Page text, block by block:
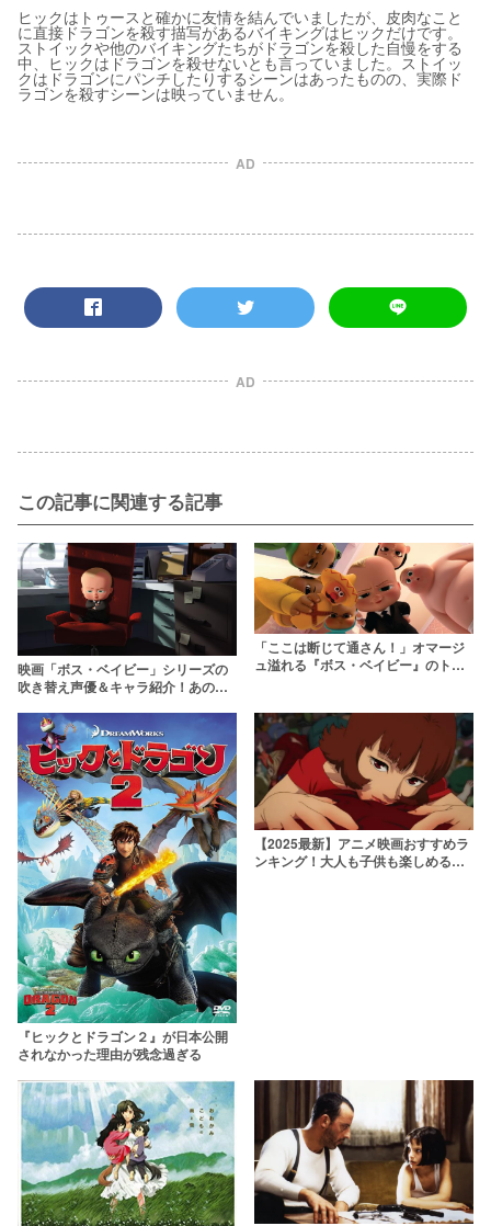
ヒックはトゥースと確かに友情を結んでいましたが、皮肉なこと
に直接ドラゴンを殺す描写があるバイキングはヒックだけです。
ストイックや他のバイキングたちがドラゴンを殺した自慢をする
中、ヒックはドラゴンを殺せないとも言っていました。ストイッ
クはドラゴンにパンチしたりするシーンはあったものの、実際ド
ラゴンを殺すシーンは映っていません。
AD
AD
この記事に関連する記事
映画「ボス・ベイビー」シリーズの
吹き替え声優＆キャラ紹介！あの人
「ここは断じて通さん！」オマージ
ュ溢れる『ボス・ベイビー』のトリ
『ヒックとドラゴン２』が日本公開
されなかった理由が残念過ぎる
【2025最新】アニメ映画おすすめラ
ンキング！大人も子供も楽しめる最